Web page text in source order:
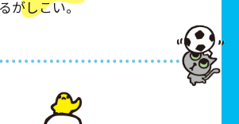
がしこい。